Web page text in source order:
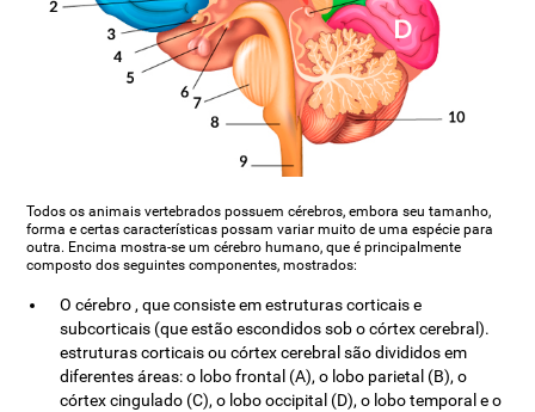
Todos os animais vertebrados possuem cérebros, embora seu tamanho,
forma e certas características possam variar muito de uma espécie para
outra. Encima mostra-se um cérebro humano, que é principalmente
composto dos seguintes componentes, mostrados:
O cérebro , que consiste em estruturas corticais e
subcorticais (que estão escondidos sob o córtex cerebral).
estruturas corticais ou córtex cerebral são divididos em
diferentes áreas: o lobo frontal (A), o lobo parietal (B), o
córtex cingulado (C), o lobo occipital (D), o lobo temporal e o